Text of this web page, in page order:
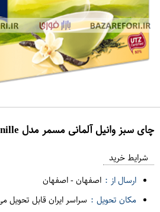
چای سبز وانیل آلمانی مسمر مدل Vanille بسته 25 عددی
شرایط خرید
ارسال از : اصفهان-اصفهان
مکان تحویل : سراسر ایران قابل تحویل